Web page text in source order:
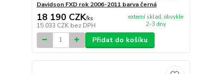
Davidson FXD rok 2006-2011 barva černá
18 190 CZK/ks
15 033 CZK bez DPH
externí sklad, obvykle
2-3 dny
Přidat do košíku